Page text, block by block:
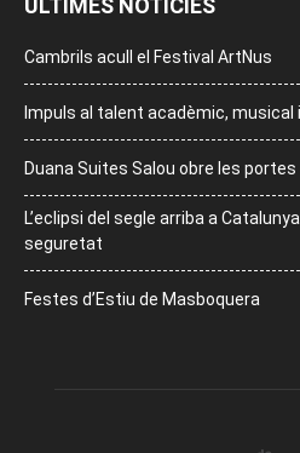
ÚLTIMES NOTÍCIES
Cambrils acull el Festival ArtNus
Impuls al talent acadèmic,
Duana Suites Salou obre les portes
L’eclipsi del segle arriba a
seguretat
Festes d’Estiu de Masboquera